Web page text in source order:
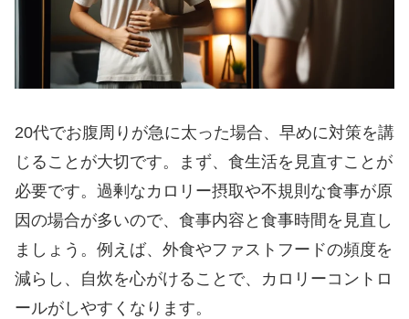
20代でお腹周りが急に太った場合、早めに対策を講
じることが大切です。まず、食生活を見直すことが
必要です。過剰なカロリー摂取や不規則な食事が原
因の場合が多いので、食事内容と食事時間を見直し
ましょう。例えば、外食やファストフードの頻度を
減らし、自炊を心がけることで、カロリーコントロ
ールがしやすくなります。